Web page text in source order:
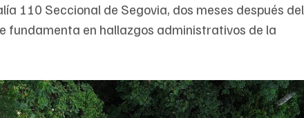
110 Seccional de Segovia, dos meses después del
fundamenta en hallazgos administrativos de la